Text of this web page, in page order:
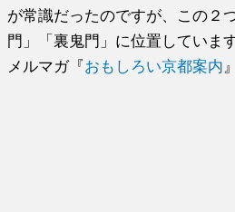
が常識だったのですが、この２
門」「裏鬼門」に位置していま
メルマガ『おもしろい京都案内